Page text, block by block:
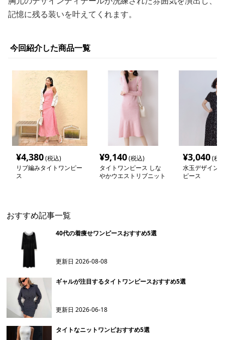
記憶に残る装いを叶えてくれます。
今回紹介した商品一覧
¥4,380(税込)
リブ編みタイトワンピー
ス
¥9,140(税込)
タイトワンピース しな
やかウエストリブニット
¥3,040(税
水玉デザイン
ピース
おすすめ記事一覧
40代の着痩せワンピースおすすめ5選
更新日2026-08-08
ギャルが注目するタイトワンピースおすすめ5選
更新日2026-06-18
タイトなニットワンピおすすめ5選